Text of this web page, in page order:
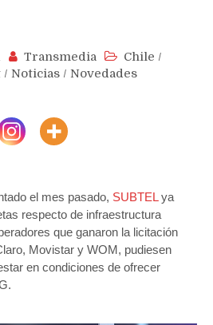
Transmedia Chile /
/ Noticias / Novedades
el mes pasado, SUBTELya
respecto de infraestructura
que ganaron la licitación
Movistar y WOM, pudiesen
en condiciones de ofrecer